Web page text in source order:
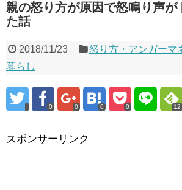
親の怒り方が原因で怒鳴り声が
た話
2018/11/23 怒り方・アンガーマ
暮らし
0 0 0 0 12
スポンサーリンク